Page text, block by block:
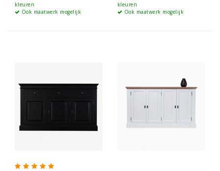
kleuren
Ook maatwerk mogelijk
kleuren
Ook maatwerk mogelijk